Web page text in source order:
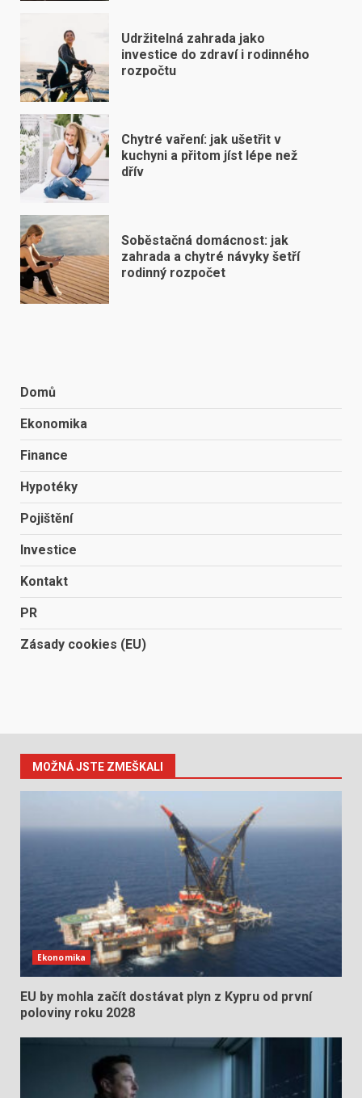
Udržitelná zahrada jako
investice do zdraví i rodinného
rozpočtu
Chytré vaření: jak ušetřit v
kuchyni a přitom jíst lépe než
dřív
Soběstačná domácnost: jak
zahrada a chytré návyky šetří
rodinný rozpočet
Domů
Ekonomika
Finance
Hypotéky
Pojištění
Investice
Kontakt
PR
Zásady cookies (EU)
MOŽNÁ JSTE ZMEŠKALI
Ekonomika
EU by mohla začít dostávat plyn z Kypru od první
poloviny roku 2028